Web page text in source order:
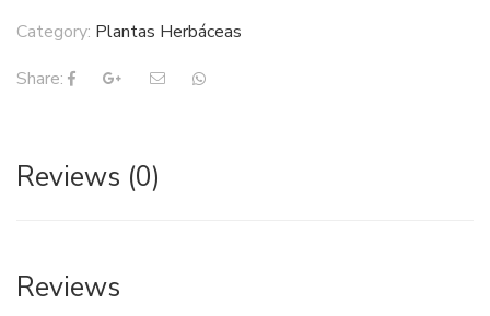
Category: Plantas Herbáceas
Share:
Reviews (0)
Reviews